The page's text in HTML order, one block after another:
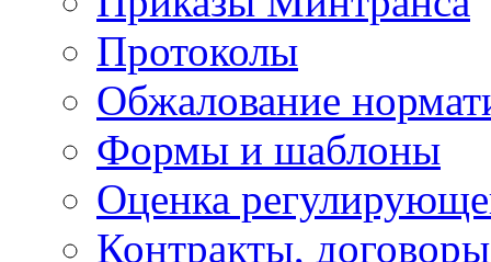
Протоколы
Обжалование
Формы и шаблоны
Оценка
Контракты,